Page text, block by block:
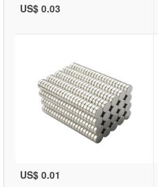
US$ 0.03
US$ 0.01